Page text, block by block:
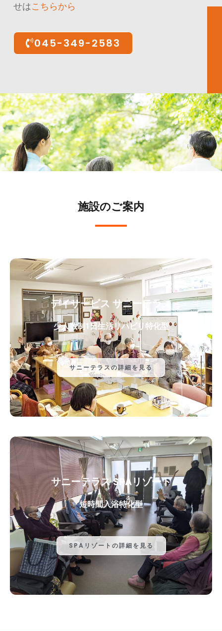
せはこちらから
045-349-2583
施設のご案内
デイサービス サニーテラス
少人数制1日生活リハビリ特化型
サニーテラスの詳細を見る
サニーテラス SPAリゾート
短時間入浴特化型
SPAリゾートの詳細を見る